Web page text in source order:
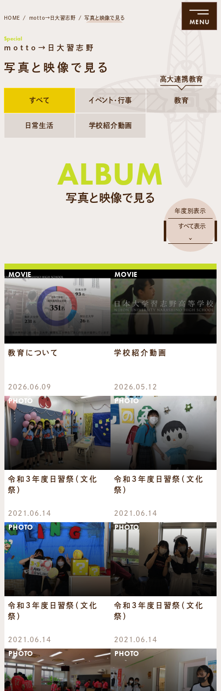
MENU
HOME motto→日大習志野 写真と映像で見る
Special
motto→日大習志野
写真と映像で見る
すべて イベント・行事
高大連携教育
教育
日常生活 学校紹介動画
ALBUM
写真と映像で見る
年度別表示
MOVIE
教育について
2026.06.09
MOVIE
学校紹介動画
2026.05.12
PHOTO
令和3年度日習祭（文化
祭）
2021.06.14
PHOTO
令和3年度日習祭（文化
祭）
2021.06.14
PHOTO
令和3年度日習祭（文化
祭）
2021.06.14
PHOTO
令和3年度日習祭（文化
祭）
2021.06.14
PHOTO PHOTO